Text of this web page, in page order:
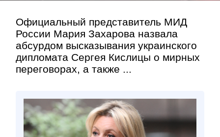
Официальный представитель МИД
России Мария Захарова назвала
абсурдом высказывания украинского
дипломата Сергея Кислицы о мирных
переговорах, а также ...